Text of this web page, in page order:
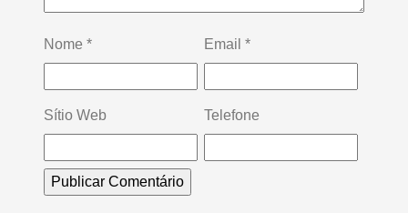
Nome * Email *
Sítio Web Telefone